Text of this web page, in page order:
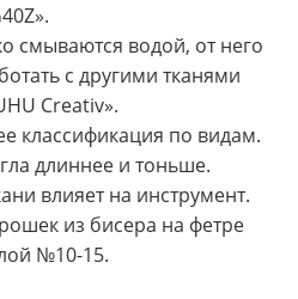
смываются водой, от него
с другими тканями
Creativ».
классификация по видам.
длиннее и тоньше.
влияет на инструмент.
из бисера на фетре
№10-15.